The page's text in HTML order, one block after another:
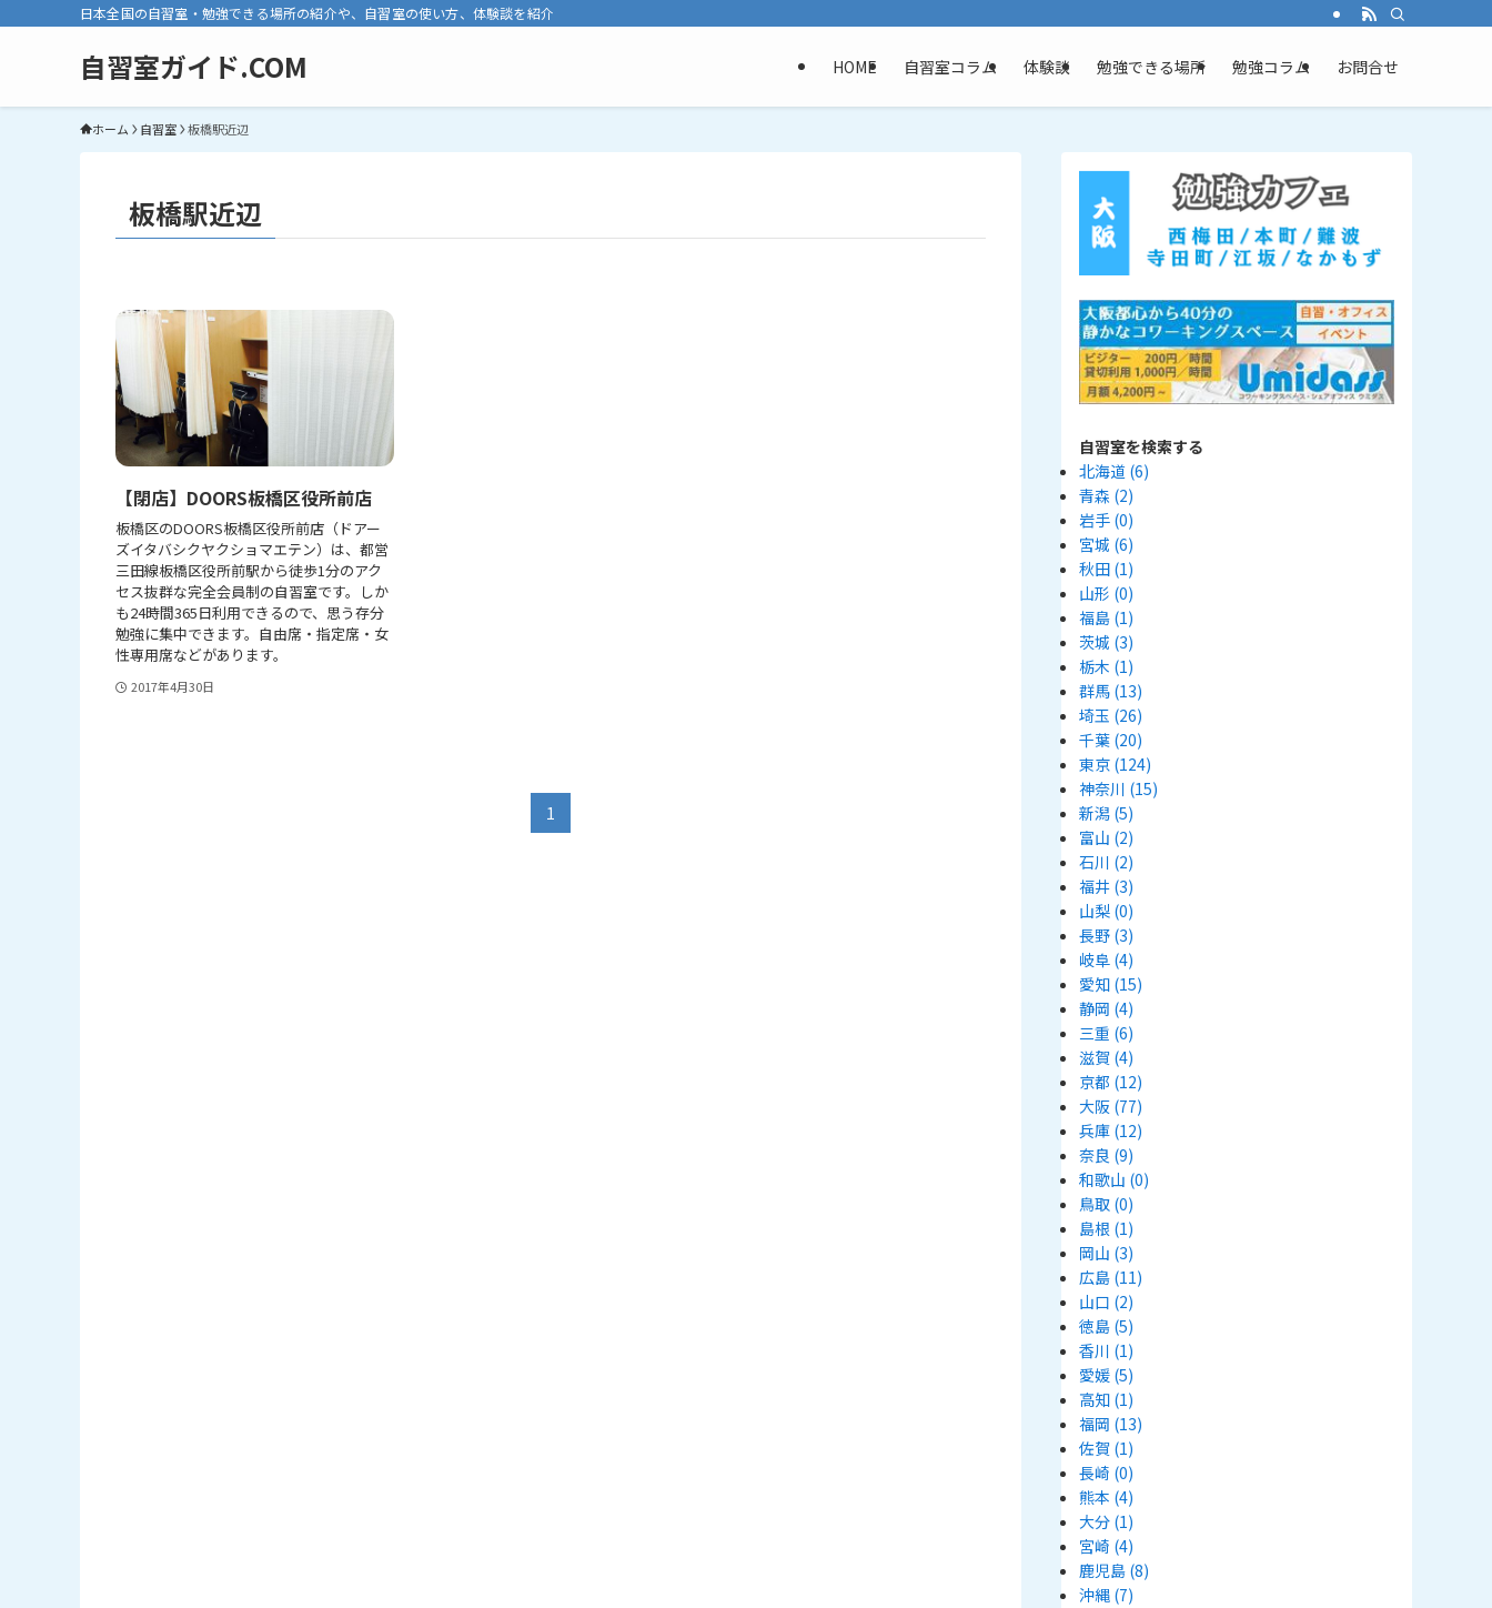
日本全国の自習室・勉強できる場所の紹介や、自習室の使い方、体験談を紹介
自習室ガイド.COM HOME 自習室コラム 体験談 勉強できる場所 勉強コラム お問合せ
ホーム 自習室 板橋駅近辺
板橋駅近辺
【閉店】DOORS板橋区役所前店
板橋区のDOORS板橋区役所前店（ドアー
ズイタバシクヤクショマエテン）は、都営
三田線板橋区役所前駅から徒歩1分のアク
セス抜群な完全会員制の自習室です。しか
も24時間365日利用できるので、思う存分
勉強に集中できます。自由席・指定席・女
性専用席などがあります。
2017年4月30日
1
自習室を検索する
北海道 (6)
青森 (2)
岩手 (0)
宮城 (6)
秋田 (1)
山形 (0)
福島 (1)
茨城 (3)
栃木 (1)
群馬 (13)
埼玉 (26)
千葉 (20)
東京 (124)
神奈川 (15)
新潟 (5)
富山 (2)
石川 (2)
福井 (3)
山梨 (0)
長野 (3)
岐阜 (4)
愛知 (15)
静岡 (4)
三重 (6)
滋賀 (4)
京都 (12)
大阪 (77)
兵庫 (12)
奈良 (9)
和歌山 (0)
鳥取 (0)
島根 (1)
岡山 (3)
広島 (11)
山口 (2)
徳島 (5)
香川 (1)
愛媛 (5)
高知 (1)
福岡 (13)
佐賀 (1)
長崎 (0)
熊本 (4)
大分 (1)
宮崎 (4)
鹿児島 (8)
沖縄 (7)